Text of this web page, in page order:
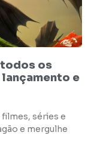
todos os
e
séries e
e mergulhe